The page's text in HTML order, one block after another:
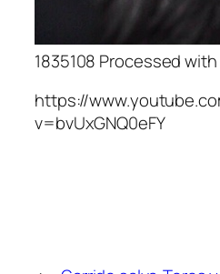
1835108 Processed
https://
v=bvUxGNQ0eFY